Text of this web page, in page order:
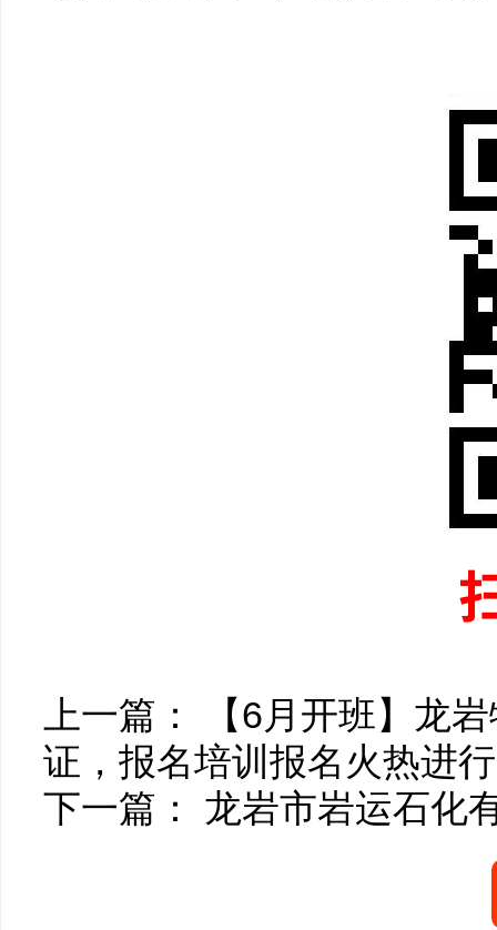
上一篇：
【6月开班】龙
证，报名培训报名火热进
下一篇：
龙岩市岩运石化